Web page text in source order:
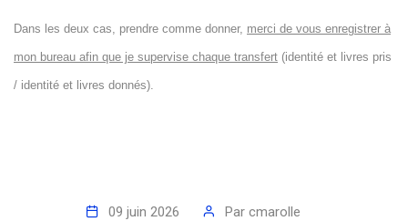
Dans les deux cas, prendre comme donner, merci de vous enregistrer à
mon bureau afin que je supervise chaque transfert (identité et livres pris
/ identité et livres donnés).
09 juin 2026 Par cmarolle